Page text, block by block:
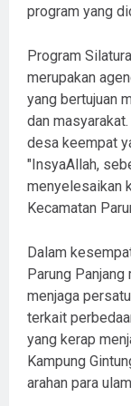
program yang
Program
merupakan
yang bertujuan
dan
desa keempat
"InsyaAllah,
menyelesaikan
Kecamatan
Dalam
Parung
menjaga
terkait
yang kerap
Kampung
arahan para